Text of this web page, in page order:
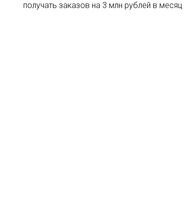
получать заказов на 3 млн рублей в месяц